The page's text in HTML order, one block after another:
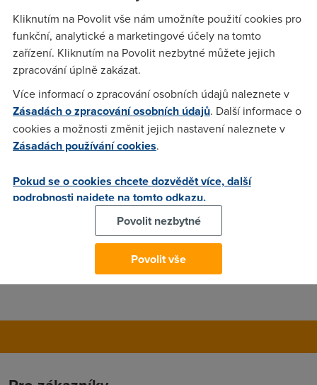
balicek. Modem by mel mit rozhrani USB. Za jakoukoli
zkusenost ci informaci predem dekuji!
Nargon(3.11.2004 05:53:57)
Mno nevim jak to je s ovladaci pro iMac, Apple, ale moc
slavny to nebude. Radim ti Ethernet modem. Pokud ma ten
Mac sitovou kartu, tak staci nastavit prijem IP z DHCP a je to
http://10.0.0.138 nebo jakou ip ten modem bude mit si zadat
jmeno a heslo. Pak uz staci jen vyuzivat internet.
(3.11.2004 17:15:52)
jedině ethernetový modem, pro usb nebudou ovladače :-(
Kliknutím na Povolit vše nám umožníte použití cookies pro
funkční, analytické a marketingové účely na tomto
zařízení. Kliknutím na Povolit nezbytné můžete jejich
zpracování úplně zakázat.
Více informací o zpracování osobních údajů naleznete v
Zásadách o zpracování osobních údajů. Další informace o
cookies a možnosti změnit jejich nastavení naleznete v
Zásadách používání cookies.
Pokud se o cookies chcete dozvědět více, další
podrobnosti najdete na tomto odkazu.
Povolit nezbytné
Povolit vše